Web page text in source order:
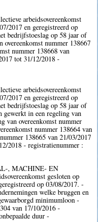
arbeidsovereenkomst
2017 en geregistreerd op
bedrijfstoeslag op 58 jaar of
overeenkomst nummer 138667
nummer 138668 van
tot 31/12/2018 -
arbeidsovereenkomst
2017 en geregistreerd op
bedrijfstoeslag op 58 jaar of
gewerkt in een regeling van
van overeenkomst nummer
nummer 138664 van
138665 van 21/03/2017
2018 - registratienummer :
, MACHINE- EN
gesloten op
op 03/08/2017. -
welke bruggen en
minimumloon -
van 17/10/2016 -
duur -